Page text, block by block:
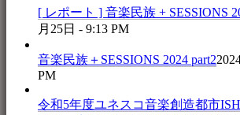
[ レポート ] 音楽民族 + SESSIONS
月25日 - 9:13 PM
音楽民族＋SESSIONS 2024 part2
PM
令和5年度ユネスコ音楽創造都市